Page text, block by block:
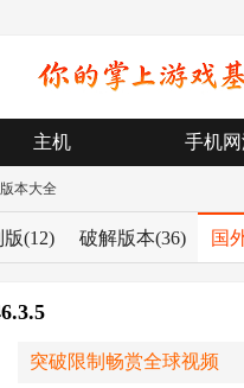
主机 手机
本大全
(12) 破解版本(36) 国
突破限制畅赏全球视频